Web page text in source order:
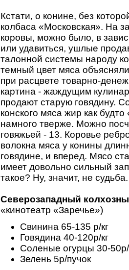
Кстати, о конине, без
колбаса «Московская». На
коровы, можно было, в
или удавиться, ушлые
талонной системы народу
темный цвет мяса
при расцвете товарно-
картина - жаждущим
продают старую говядину.
конского мяса жир как
намного тверже. Можно
говяжьей - 13. Коровье
волокна мяса у конины
говядине, и вперед. Мясо
имеет довольно сильный
такое? Ну, значит, не
Северозападный
«кинотеатр «Заречье»)
Свинина 65-135 р/кг
Говядина 40-120р/кг
Соленые огурцы 30-50р/
Зелень 5р/пучок